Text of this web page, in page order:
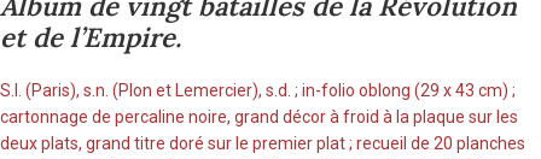
et de l’Empire.
S.l. (Paris), s.n. (Plon et Lemercier), s.d. ; in-folio oblong (29 x 43 cm) ;
cartonnage de percaline noire, grand décor à froid à la plaque sur les
deux plats, grand titre doré sur le premier plat ; recueil de 20 planches